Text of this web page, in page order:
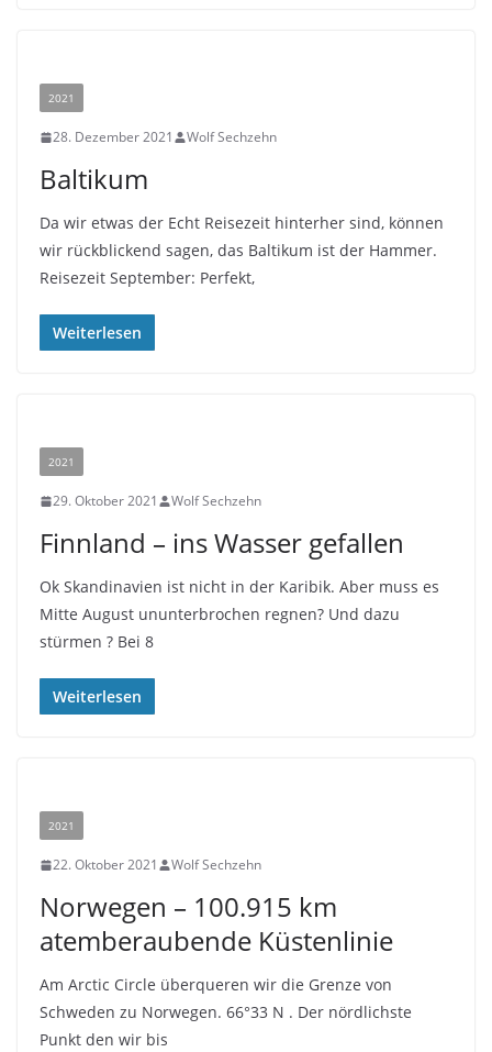
2021
28. Dezember 2021 Wolf Sechzehn
Baltikum
Da wir etwas der Echt Reisezeit hinterher sind, können
wir rückblickend sagen, das Baltikum ist der Hammer.
Reisezeit September: Perfekt,
Weiterlesen
2021
29. Oktober 2021 Wolf Sechzehn
Finnland – ins Wasser gefallen
Ok Skandinavien ist nicht in der Karibik. Aber muss es
Mitte August ununterbrochen regnen? Und dazu
stürmen ? Bei 8
Weiterlesen
2021
22. Oktober 2021 Wolf Sechzehn
Norwegen – 100.915 km
atemberaubende Küstenlinie
Am Arctic Circle überqueren wir die Grenze von
Schweden zu Norwegen. 66°33 N . Der nördlichste
Punkt den wir bis